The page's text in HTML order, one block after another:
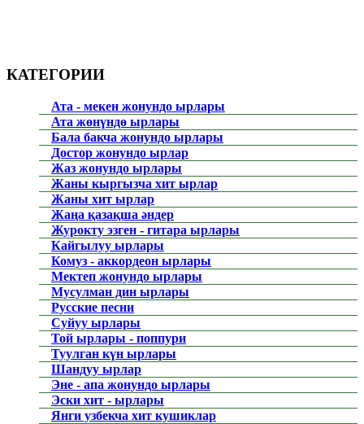
КАТЕГОРИИ
Ата - мекен жонундо ырлары
Ата жөнүндө ырлары
Бала бакча жонундо ырлары
Достор жонундо ырлар
Жаз жонундо ырлары
Жаны кыргызча хит ырлар
Жаны хит ырлар
Жаңа қазақша әндер
Журокту эзген - гитара ырлары
Кайгылуу ырлары
Комуз - аккордеон ырлары
Мектеп жонундо ырлары
Мусулман дин ырлары
Русские песни
Суйуу ырлары
Той ырлары - поппури
Туулган күн ырлары
Шандуу ырлар
Эне - апа жонундо ырлары
Эски хит - ырлары
Янги узбекча хит кушиклар